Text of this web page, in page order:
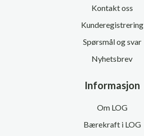
Kontakt oss
Kunderegistrering
Spørsmål og svar
Nyhetsbrev
Informasjon
Om LOG
Bærekraft i LOG